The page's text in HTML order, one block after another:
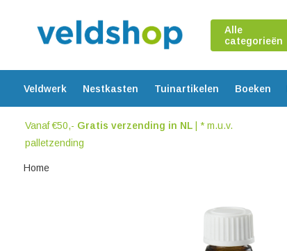
Alle
categorieën
Veldwerk Nestkasten Tuinartikelen Boeken
Vanaf €50,- Gratis verzending in NL| * m.u.v.
palletzending
Home